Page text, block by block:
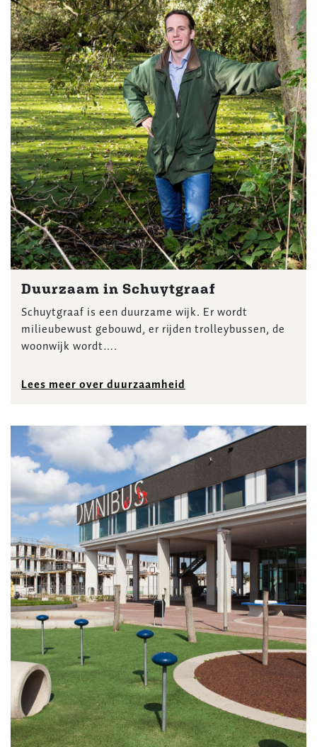
Duurzaam in Schuytgraaf
Schuytgraaf is een duurzame wijk. Er wordt
milieubewust gebouwd, er rijden trolleybussen, de
woonwijk wordt….
Lees meer over duurzaamheid